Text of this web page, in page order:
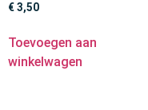
€3,50
Toevoegen aan
winkelwagen